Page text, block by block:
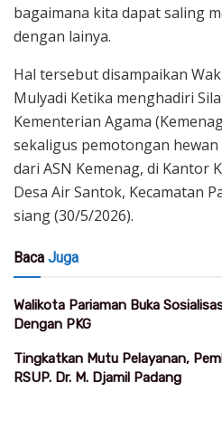
bagaimana kita dapat saling
dengan lainya.
Hal tersebut disampaikan
Mulyadi Ketika menghadiri
Kementerian Agama
sekaligus pemotongan
dari ASN Kemenag, di Kantor
Desa Air Santok, Kecamatan
siang (30/5/2026).
Baca Juga
Walikota Pariaman Buka
Dengan PKG
Tingkatkan Mutu Pelayanan,
RSUP. Dr. M. Djamil Padang